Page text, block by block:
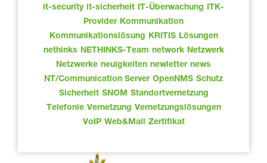
it-security it-sicherheit IT-Überwachung
ITK-
Provider Kommunikation
Kommunikationslösung
KRITIS Lösungen
nethinks NETHINKS-Team network Netzwerk
Netzwerke neuigkeiten newletter news
NT/Communication Server OpenNMS Schutz
Sicherheit SNOM Standortvernetzung
Telefonie Vernetzung Vernetzungslösungen
VoIP Web&Mail Zertifikat